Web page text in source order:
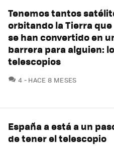
Tenemos tantos
orbitando la Tierra que
se han convertido en
barrera para alguien:
telescopios
4 COMENTARIOS
HACE 8 MESES
España a está a un
de tener el telescopio